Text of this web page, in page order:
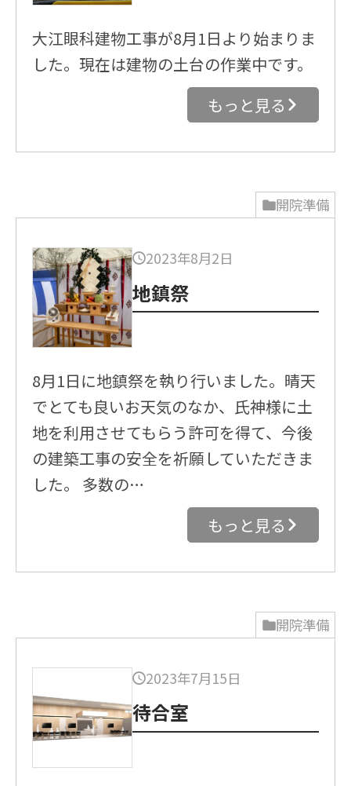
大江眼科建物工事が8月1日より始まりま
した。現在は建物の土台の作業中です。
もっと見る
開院準備
2023年8月2日
地鎮祭
8月1日に地鎮祭を執り行いました。晴天
でとても良いお天気のなか、氏神様に土
地を利用させてもらう許可を得て、今後
の建築工事の安全を祈願していただきま
した。 多数の…
もっと見る
開院準備
2023年7月15日
待合室